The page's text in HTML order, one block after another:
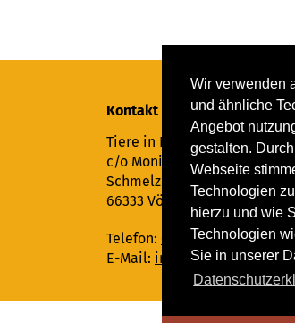
Wir verwenden
und ähnliche
Angebot
gestalten.
Webseite
Technologien
hierzu und wie
Technologien
Sie in unserer
Kontakt
Tiere in Not Saar e.V.
c/o Monika Ewen
Schmelzer Straße 22
66333 Völklingen
Telefon: 06898 294862
E-Mail: info@tiere-in-not-